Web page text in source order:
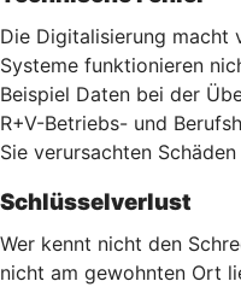
Die Digitalisierung macht
Systeme funktionieren
Beispiel Daten bei der
R+V-Betriebs- und
Sie verursachten Schäden
Schlüsselverlust
Wer kennt nicht den
nicht am gewohnten Ort